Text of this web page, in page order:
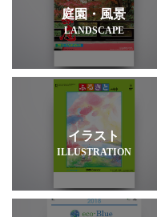
庭園・風景
LANDSCAPE
イラスト
ILLUSTRATION